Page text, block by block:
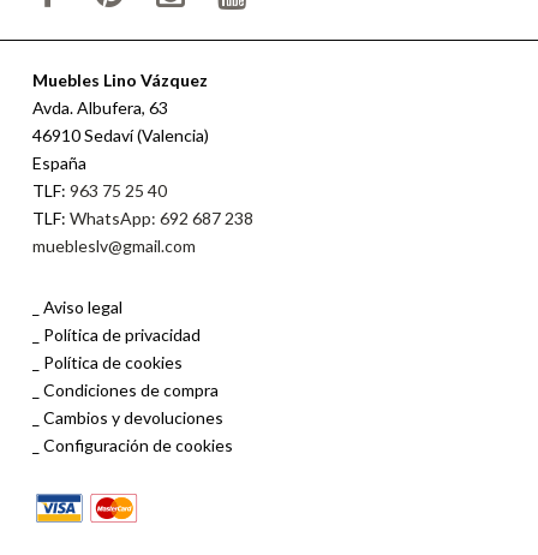
Muebles Lino Vázquez
Avda. Albufera, 63
46910 Sedaví (Valencia)
España
TLF: 963 75 25 40
TLF: WhatsApp: 692 687 238
muebleslv@gmail.com
Aviso legal
Política de privacidad
Política de cookies
Condiciones de compra
Cambios y devoluciones
Configuración de cookies